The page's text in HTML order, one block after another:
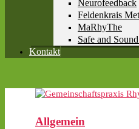
Neurofeedback
Feldenkrais
MaRhyThe
Safe and
Kontakt
Allgemein